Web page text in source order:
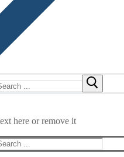
here or remove it